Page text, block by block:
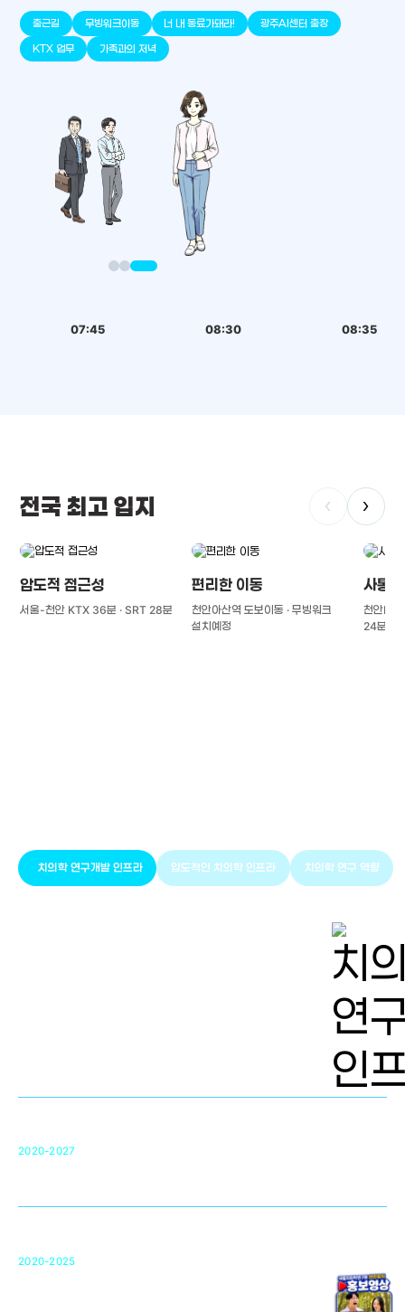
천안
세종
판교 오송
대덕 원주
출근길 무빙워크이동 너 내 동료가돼라! 광주AI센터 출장
KTX 업무 가족과의 저녁
07:45 08:30 08:35
전국 최고 입지 ‹ ›
압도적 접근성
서울-천안 KTX 36분 · SRT 28분
편리한 이동
천안아산역 도보이동 · 무빙워크
설치예정
사통
천안IC(
24분
치의학 연구개발 인프라 압도적인 치의학 인프라 치의학 연구 역량
2020-2027
2020-2025
미국 베크만연구소